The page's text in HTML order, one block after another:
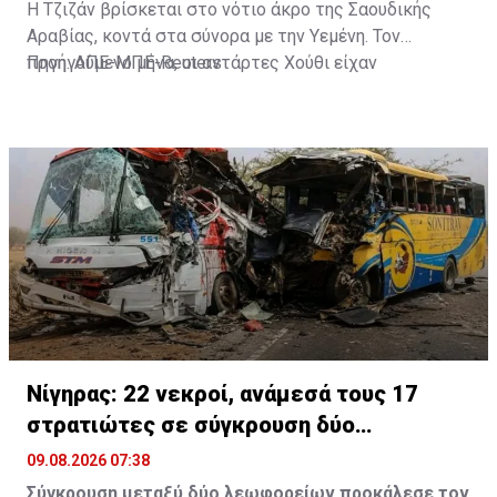
Η Τζιζάν βρίσκεται στο νότιο άκρο της Σαουδικής
Αραβίας, κοντά στα σύνορα με την Υεμένη. Τον
προηγούμενο μήνα, οι αντάρτες Χούθι είχαν
Πηγή: ΑΠΕ-ΜΠΕ-Reuters
Νίγηρας: 22 νεκροί, ανάμεσά τους 17
στρατιώτες σε σύγκρουση δύο
λεωφορείων
09.08.2026 07:38
Σύγκρουση μεταξύ δύο λεωφορείων προκάλεσε τον